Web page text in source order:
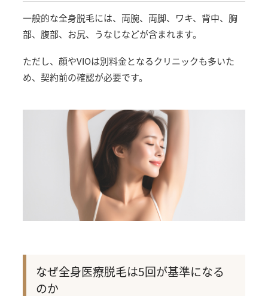
一般的な全身脱毛には、両腕、両脚、ワキ、背中、胸
部、腹部、お尻、うなじなどが含まれます。
ただし、顔やVIOは別料金となるクリニックも多いた
め、契約前の確認が必要です。
なぜ全身医療脱毛は5回が基準になる
のか